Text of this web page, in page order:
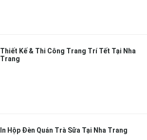
Thiết Kế & Thi Công Trang Trí Tết Tại Nha
Trang
In Hộp Đèn Quán Trà Sữa Tại Nha Trang